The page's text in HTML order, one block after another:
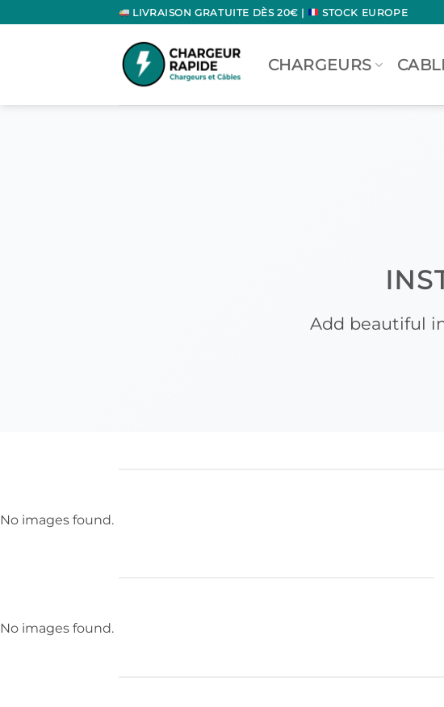
au
LIVRAISON GRATUITE DÈS 20€ | STOCK EUROPE
CHARGEURS
Add beautiful
No images found.
No images found.